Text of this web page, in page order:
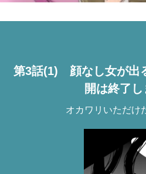
第3話(1) 顔なし女が出
開は終了
オカワリいただけ